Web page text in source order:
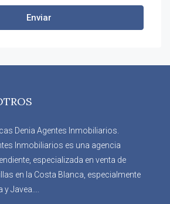
Enviar
Denia Agentes Inmobiliarios.
Inmobiliarios es una agencia
especializada en venta de
en la Costa Blanca, especialmente
Javea....